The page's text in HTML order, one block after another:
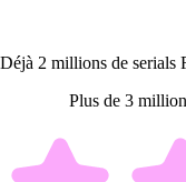
Déjà 2 millions de serials
Plus de 3